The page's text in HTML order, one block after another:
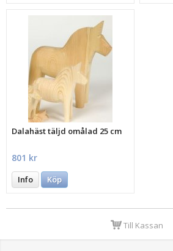
Dalahäst täljd omålad 25 cm
801 kr
Info Köp
Till Kassan